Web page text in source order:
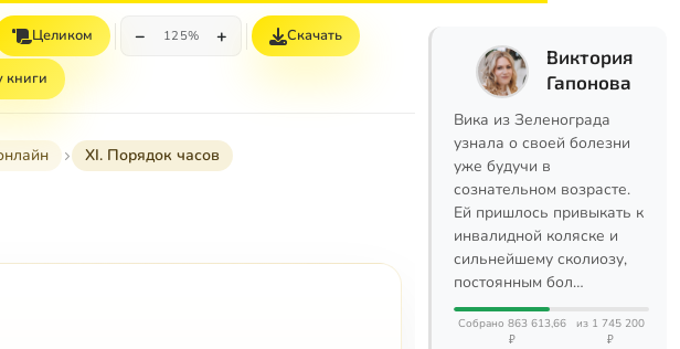
Целиком − 125% + Скачать
книги
XI. Порядок часов
Виктория
Гапонова
Вика из Зеленограда
узнала о своей болезни
уже будучи в
сознательном возрасте.
Ей пришлось привыкать к
инвалидной коляске и
сильнейшему сколиозу,
постоянным бол…
Собрано 863 613,66
₽
из 1 745 200
₽